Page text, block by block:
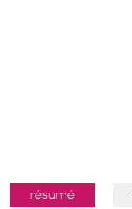
résumé